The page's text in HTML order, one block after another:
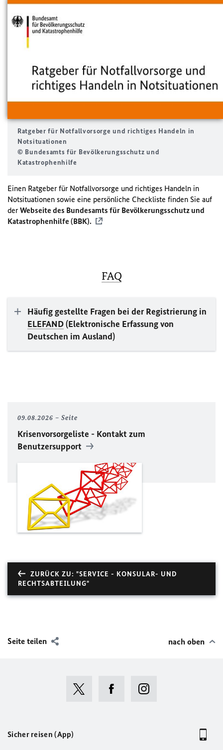
Ratgeber für Notfallvorsorge und richtiges Handeln in
Notsituationen
© Bundesamts für Bevölkerungsschutz und
Katastrophenhilfe
Einen Ratgeber für Notfallvorsorge und richtiges Handeln in
Notsituationen sowie eine persönliche Checkliste finden Sie auf
der Webseite des Bundesamts für Bevölkerungsschutz und
Katastrophenhilfe (BBK).
FAQ
Häufig gestellte Fragen bei der Registrierung in
ELEFAND(Elektronische Erfassung von
Deutschen im Ausland)
09.08.2026 Seite
Krisenvorsorgeliste - Kontakt zum
Benutzersupport
ZURÜCK ZU: "SERVICE - KONSULAR- UND
RECHTSABTEILUNG"
Seite teilen nach oben
Sicher reisen (App)